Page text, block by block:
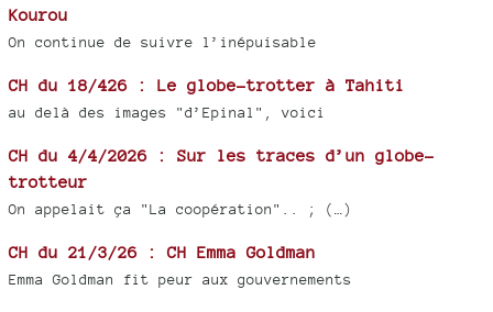
Kourou
On continue de suivre l’inépuisable
CH du 18/426 : Le globe-trotter à Tahiti
au delà des images "d’Epinal", voici
CH du 4/4/2026 : Sur les traces d’un globe-
trotteur
On appelait ça "La coopération".. ; (…)
CH du 21/3/26 : CH Emma Goldman
Emma Goldman fit peur aux gouvernements